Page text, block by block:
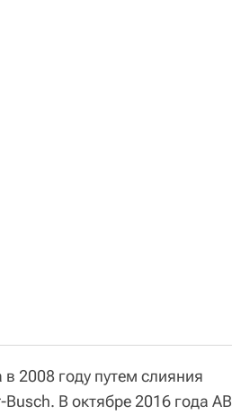
2008 году путем слияния
В октябре 2016 года AB